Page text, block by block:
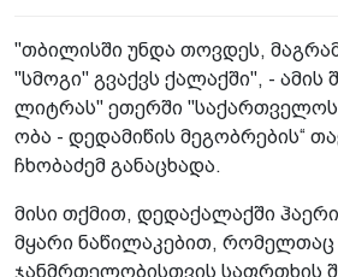
"თბი­ლის­ში უნდა თოვ­დეს,
"სმო­გი" გვაქვს ქა­ლაქ­ში", - ამის
ლიტ­რას" ეთერ­ში
ო­ბა - დე­და­მი­წის მე­გობ­რე­ბის“
ჩხო­ბა­ძემ გა­ნა­ცხა­და.
მისი თქმით, დე­და­ქა­ლაქ­ში
მყა­რი ნა­წი­ლა­კე­ბით, რო­მელ­თაც
ჯან­მრთე­ლო­ბის­თვის საფრ­თხის